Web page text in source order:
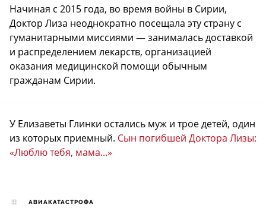
Начиная с 2015 года, во время войны в Сирии,
Доктор Лиза неоднократно посещала эту страну с
гуманитарными миссиями — занималась доставкой
и распределением лекарств, организацией
оказания медицинской помощи обычным
гражданам Сирии.
У Елизаветы Глинки остались муж и трое детей, один
из которых приемный. Сын погибшей Доктора Лизы:
«Люблю тебя, мама...»
АВИАКАТАСТРОФА